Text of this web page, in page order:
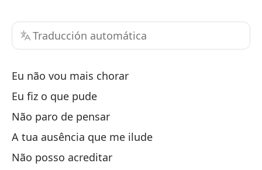
Traducción automática
Eu não vou mais chorar
Eu fiz o que pude
Não paro de pensar
A tua ausência que me ilude
Não posso acreditar